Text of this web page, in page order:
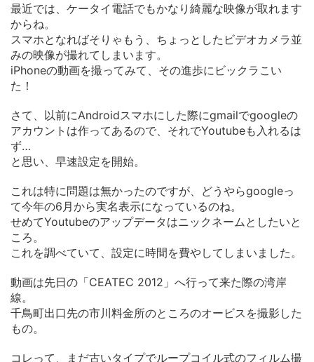
最近では、ケータイ電話でもかなり綺麗な映像が取れます
からね。
スマホとなればそりゃもう、ちょっとしたビデオカメラ並
みの映像が撮れてしまいます。
iPhoneの動画を撮ってみて、その進歩にビックラこい
た！
さて、以前にAndroidスマホにした際にgmailでgoogleの
アカウントは作ってあるので、それでYoutubeも入れるは
ず…
と思い、早速設定を開始。
これは特に問題は無かったのですが、どうやらgoogleっ
て今年の6月から実名表示になっているのね。
せめてYoutubeのアップデータはニックネームとしたいと
ころ。
これを調べていて、設定に時間を費やしてしまいました。
動画は先日の「CEATEC 2012」へ行って来た際の湾岸
線。
千鳥町出口先の市川料金所のところのオービスを撮影した
もの。
コレって、まだ古いタイプでループコイル式のフィルム撮